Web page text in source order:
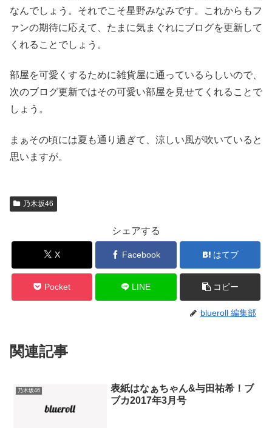
なんでしょう。それでこそ星野みなみです。これからもフ
ァンの期待に応えて、たまに気まぐれにブログを更新して
くれることでしょう。
部屋を可愛くするために雑貨屋に通っているらしいので、
次のブログ更新ではその可愛い部屋を見せてくれることで
しょう。
まぁその頃には夏も通り過ぎて、涼しい風が吹いていると
思いますが。
乃木坂46
シェアする
X Facebook はてブ
Pocket LINE コピー
blueroll 編集部
関連記事
乃木坂46
表紙はなぁちゃん&与田祐希！ブ
ブカ2017年3月号